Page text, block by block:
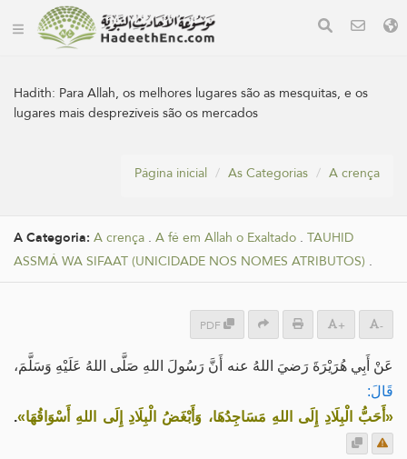
Hadith: Para Allah, os melhores lugares são as mesquitas, e os
lugares mais desprezíveis são os mercados
Página inicial As Categorias A crença
A Categoria: A crença . A fé em Allah o Exaltado . TAUHID
ASSMÁ WA SIFAAT (UNICIDADE NOS NOMES ATRIBUTOS) .
PDF + -
عَنْ أَبِي هُرَيْرَةَ رَضيَ اللهُ عنه أَنَّ رَسُولَ اللهِ صَلَّى اللهُ عَلَيْهِ وَسَلَّمَ،
قَالَ:
«أَحَبُّ الْبِلَادِ إِلَى اللهِ مَسَاجِدُهَا، وَأَبْغَضُ الْبِلَادِ إِلَى اللهِ أَسْوَاقُهَا».